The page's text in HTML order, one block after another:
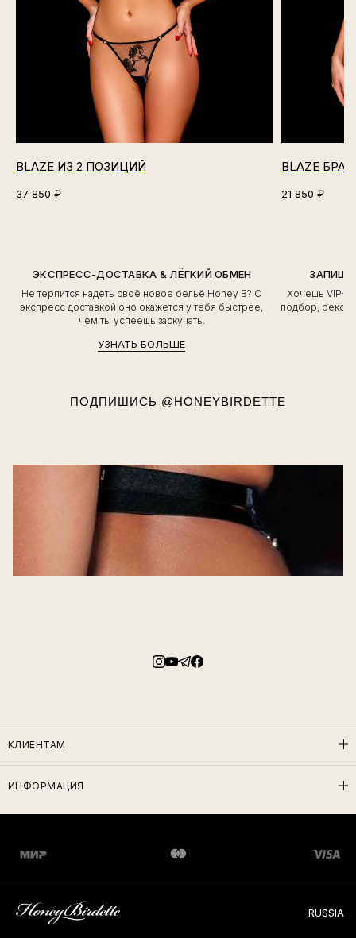
BLAZE ИЗ 2 ПОЗИЦИЙ
37 850 ₽
BLAZE
21 850 ₽
ЭКСПРЕСС-ДОСТАВКА & ЛЁГКИЙ ОБМЕН
Не терпится надеть своё новое бельё Honey B? С
экспресс доставкой оно окажется у тебя быстрее,
чем ты успеешь заскучать.
УЗНАТЬ БОЛЬШЕ
Хочешь VIP-
подбор,
ПОДПИШИСЬ @HONEYBIRDETTE
КЛИЕНТАМ
ИНФОРМАЦИЯ
RUSSIA